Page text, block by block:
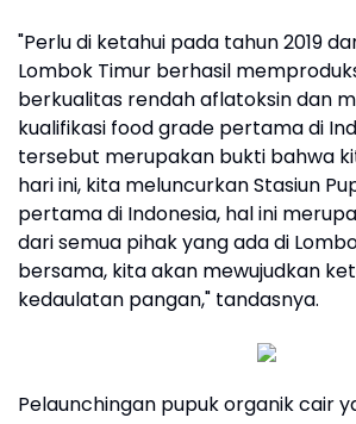
"Perlu di ketahui pada tahun 2019
Lombok Timur berhasil
berkualitas rendah aflatoksin dan
kualifikasi food grade pertama di
tersebut merupakan bukti bahwa
hari ini, kita meluncurkan Stasiun
pertama di Indonesia, hal ini
dari semua pihak yang ada di
bersama, kita akan mewujudkan
kedaulatan pangan," tandasnya.
Pelaunchingan pupuk organik cair